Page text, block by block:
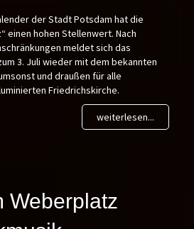
der Stadt Potsdam hat die
einen hohen Stellenwert. Nach
meldet sich das
3. Juli wieder mit dem bekannten
und draußen für alle
Friedrichskirche.
weiterlesen...
Weberplatz